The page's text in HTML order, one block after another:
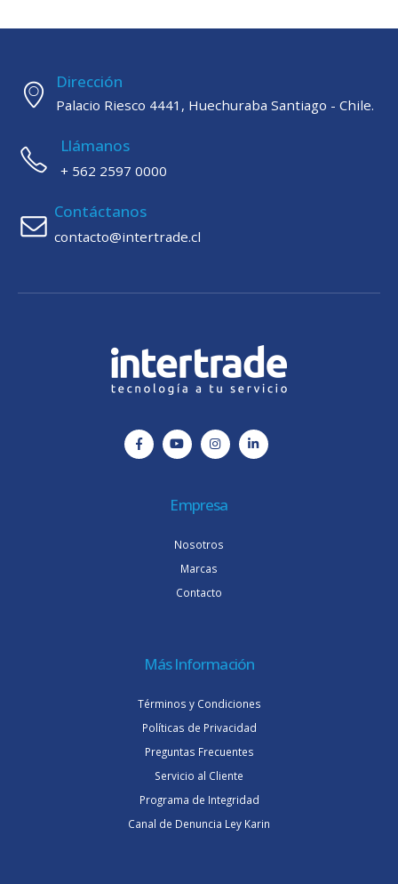
Dirección
Palacio Riesco 4441, Huechuraba Santiago - Chile.
Llámanos
+ 562 2597 0000
Contáctanos
contacto@intertrade.cl
Empresa
Nosotros
Marcas
Contacto
Más Información
Términos y Condiciones
Políticas de Privacidad
Preguntas Frecuentes
Servicio al Cliente
Programa de Integridad
Canal de Denuncia Ley Karin